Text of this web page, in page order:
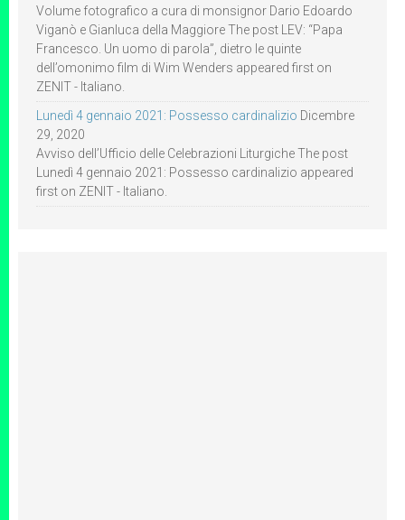
Volume fotografico a cura di monsignor Dario Edoardo
Viganò e Gianluca della Maggiore The post LEV: “Papa
Francesco. Un uomo di parola”, dietro le quinte
dell’omonimo film di Wim Wenders appeared first on
ZENIT - Italiano.
Lunedì 4 gennaio 2021: Possesso cardinalizio Dicembre
29, 2020
Avviso dell’Ufficio delle Celebrazioni Liturgiche The post
Lunedì 4 gennaio 2021: Possesso cardinalizio appeared
first on ZENIT - Italiano.